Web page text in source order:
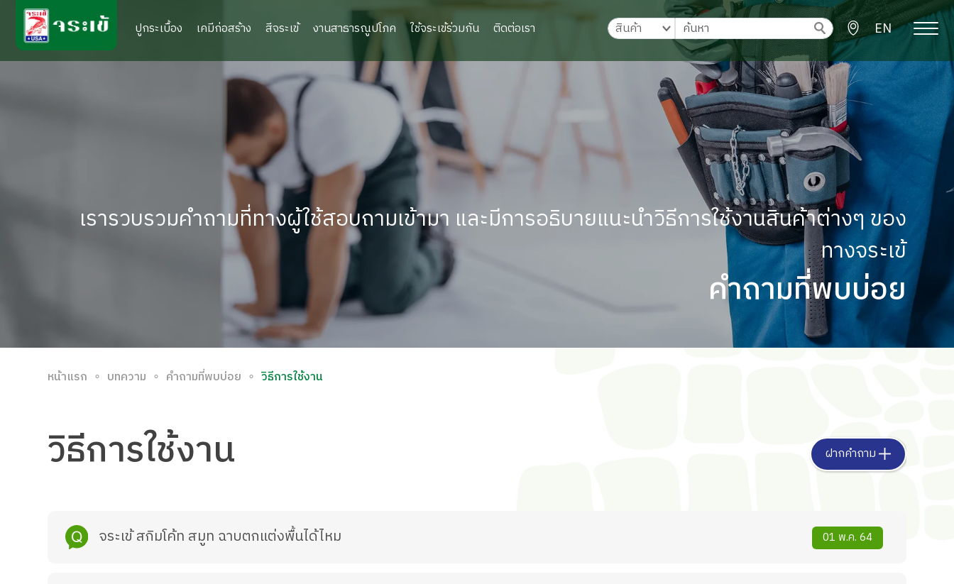
ปูกระเบื้อง เคมีก่อสร้าง สีจระเข้ งานสาธารณูปโภค ใช้จระเข้ร่วมกัน ติดต่อเรา EN
เรารวบรวมคำถามที่ทางผู้ใช้สอบถามเข้ามา และมีการอธิบายแนะนำวิธีการใช้งานสินค้าต่างๆ ของ
ทางจระเข้
คำถามที่พบบ่อย
หน้าแรก ∘ บทความ ∘ คำถามที่พบบ่อย ∘ วิธีการใช้งาน
วิธีการใช้งาน ฝากคำถาม
จระเข้ สกิมโค้ท สมูท ฉาบตกแต่งพื้นได้ไหม 01 พ.ค. 64